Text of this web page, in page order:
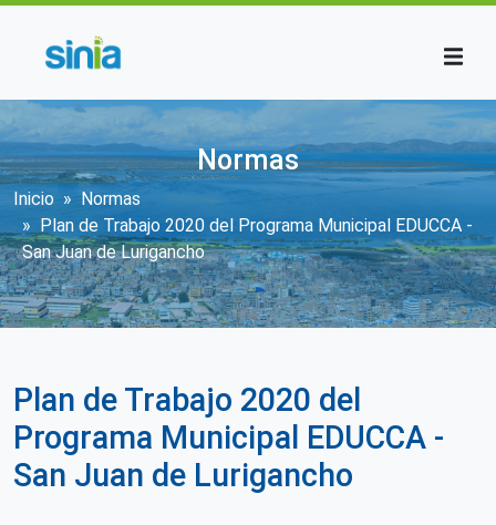
Normas
Sobrescribir enlaces de ayuda a la
Inicio
Normas
Plan de Trabajo 2020 del Programa Municipal EDUCCA -
San Juan de Lurigancho
Plan de Trabajo 2020 del
Programa Municipal EDUCCA -
San Juan de Lurigancho